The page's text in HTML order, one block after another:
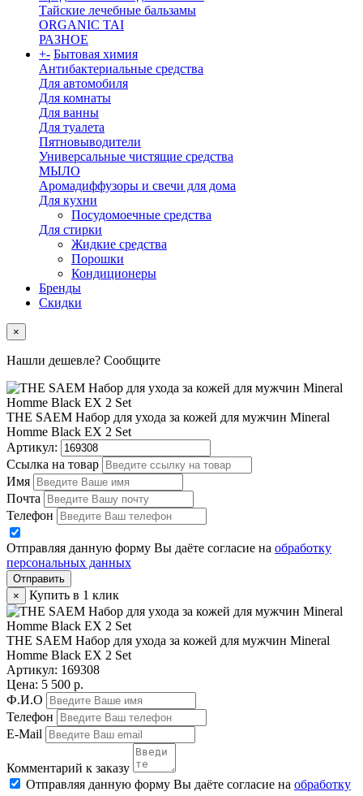
Тайские лечебные бальзамы
ORGANIC TAI
РАЗНОЕ
+- Бытовая химия
Антибактериальные средства
Для автомобиля
Для комнаты
Для ванны
Для туалета
Пятновыводители
Универсальные чистящие средства
МЫЛО
Аромадиффузоры и свечи для дома
Для кухни
Посудомоечные средства
Для стирки
Жидкие средства
Порошки
Кондиционеры
Бренды
Скидки
×
Нашли дешевле? Сообщите
THE SAEM Набор для ухода за кожей для мужчин Mineral
Homme Black EX 2 Set
Артикул:
Ссылка на товар
Имя
Почта
Телефон
Отправляя данную форму Вы даёте согласие на обработку
персональных данных
Отправить
×
Купить в 1 клик
THE SAEM Набор для ухода за кожей для мужчин Mineral
Homme Black EX 2 Set
Артикул: 169308
Цена: 5 500 р.
Ф.И.О
Телефон
E-Mail
Комментарий к заказу
Отправляя данную форму Вы даёте согласие на обработку